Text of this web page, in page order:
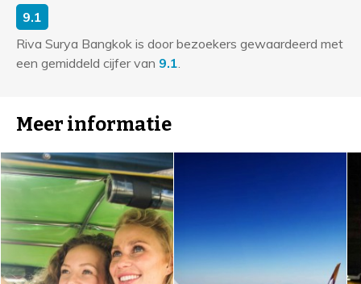
9.1
Riva Surya Bangkok is door bezoekers gewaardeerd met
een gemiddeld cijfer van 9.1
Meer informatie